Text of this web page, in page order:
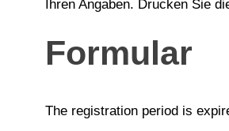
Ihren Angaben. Drucken Sie
Formular
The registration period is